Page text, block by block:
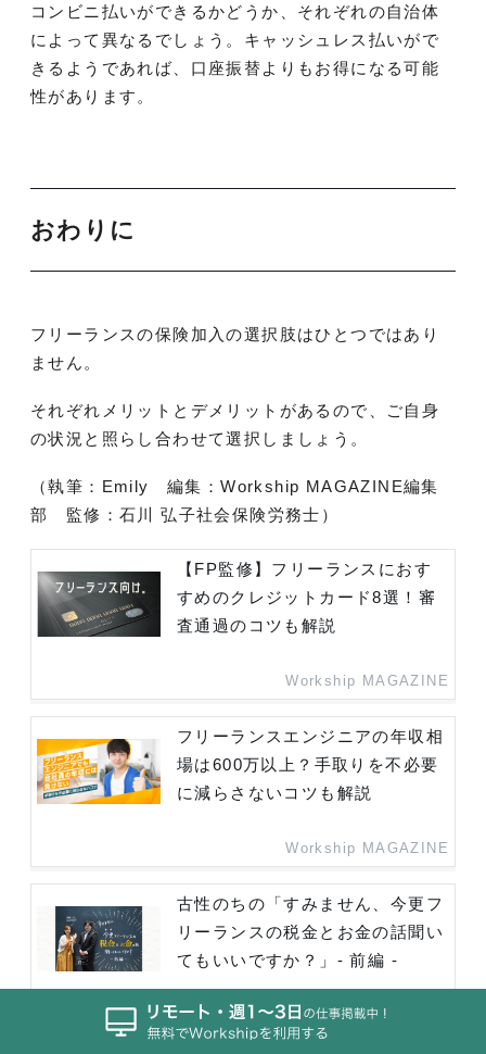
コンビニ払いができるかどうか、それぞれの自治体
によって異なるでしょう。キャッシュレス払いがで
きるようであれば、口座振替よりもお得になる可能
性があります。
おわりに
フリーランスの保険加入の選択肢はひとつではあり
ません。
それぞれメリットとデメリットがあるので、ご自身
の状況と照らし合わせて選択しましょう。
（執筆：Emily 編集：Workship MAGAZINE編集
部 監修：石川 弘子社会保険労務士）
【FP監修】フリーランスにおす
すめのクレジットカード8選！審
査通過のコツも解説
Workship MAGAZINE
フリーランスエンジニアの年収相
場は600万以上？手取りを不必要
に減らさないコツも解説
Workship MAGAZINE
古性のちの「すみません、今更フ
リーランスの税金とお金の話聞い
てもいいですか？」- 前編 -
Workship MAGAZINE